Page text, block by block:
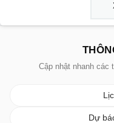
Cập nhật nhanh các
Dự